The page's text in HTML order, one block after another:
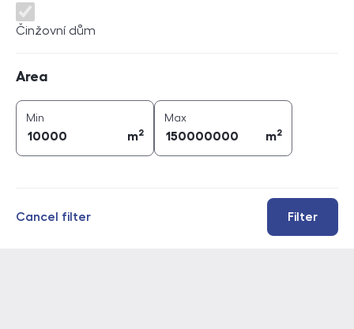
Činžovní dům
Area
Min
m2
Maxarea (
m2
Filter
Cancel filter